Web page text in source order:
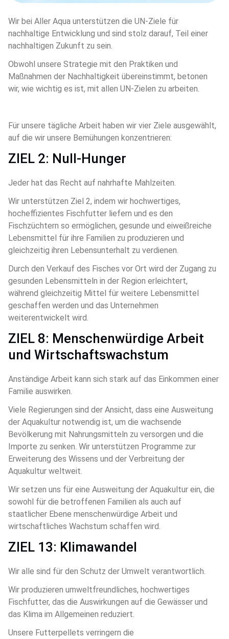
Wir bei Aller Aqua unterstützen die UN-Ziele für
nachhaltige Entwicklung und sind stolz darauf, Teil einer
nachhaltigen Zukunft zu sein.
Obwohl unsere Strategie mit den Praktiken und
Maßnahmen der Nachhaltigkeit übereinstimmt, betonen
wir, wie wichtig es ist, mit allen UN-Zielen zu arbeiten.
Für unsere tägliche Arbeit haben wir vier Ziele ausgewählt,
auf die wir unsere Bemühungen konzentrieren:
ZIEL 2: Null-Hunger
Jeder hat das Recht auf nahrhafte Mahlzeiten.
Wir unterstützen Ziel 2, indem wir hochwertiges,
hocheffizientes Fischfutter liefern und es den
Fischzüchtern so ermöglichen, gesunde und eiweißreiche
Lebensmittel für ihre Familien zu produzieren und
gleichzeitig ihren Lebensunterhalt zu verdienen.
Durch den Verkauf des Fisches vor Ort wird der Zugang zu
gesunden Lebensmitteln in der Region erleichtert,
während gleichzeitig Mittel für weitere Lebensmittel
geschaffen werden und das Unternehmen
weiterentwickelt wird.
ZIEL 8: Menschenwürdige Arbeit
und Wirtschaftswachstum
Anständige Arbeit kann sich stark auf das Einkommen einer
Familie auswirken.
Viele Regierungen sind der Ansicht, dass eine Ausweitung
der Aquakultur notwendig ist, um die wachsende
Bevölkerung mit Nahrungsmitteln zu versorgen und die
Importe zu senken. Wir unterstützen Programme zur
Erweiterung des Wissens und der Verbreitung der
Aquakultur weltweit.
Wir setzen uns für eine Ausweitung der Aquakultur ein, die
sowohl für die betroffenen Familien als auch auf
staatlicher Ebene menschenwürdige Arbeit und
wirtschaftliches Wachstum schaffen wird.
ZIEL 13: Klimawandel
Wir alle sind für den Schutz der Umwelt verantwortlich.
Wir produzieren umweltfreundliches, hochwertiges
Fischfutter, das die Auswirkungen auf die Gewässer und
das Klima im Allgemeinen reduziert.
Unsere Futterpellets verringern die